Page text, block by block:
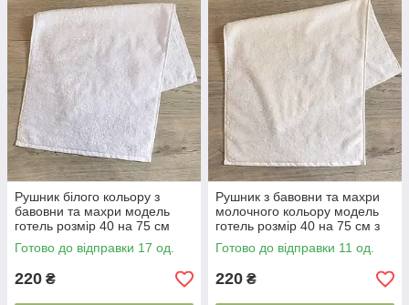
Рушник білого кольору з
бавовни та махри модель
готель розмір 40 на 75 см
для дому та щоденного
використання
Готово до відправки 17 од.
220 ₴
Рушник з бавовни та махри
молочного кольору модель
готель розмір 40 на 75 см з
якісного текстилю
Готово до відправки 11 од.
220 ₴